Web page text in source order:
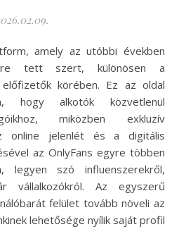
tett szert, különösen a
körében. Ez az oldal
hogy alkotók közvetlenül
miközben exkluzív
online jelenlét és a digitális
az OnlyFans egyre többen
legyen szó influenszerekről,
vállalkozókról. Az egyszerű
felület tovább növeli az
lehetősége nyílik saját profil